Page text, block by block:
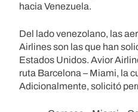
hacia Venezuela.
Del lado venezolano, las
Airlines son las que han
Estados Unidos. Avior
ruta Barcelona – Miami, la
Adicionalmente, solicitó